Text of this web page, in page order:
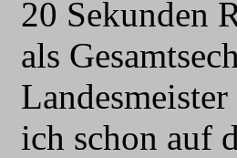
20 Sekunden
als
ich schon auf